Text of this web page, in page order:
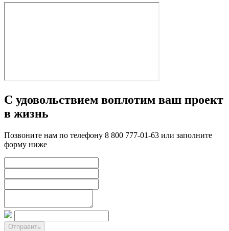
С удовольствием воплотим ваш проект
в жизнь
Позвоните нам по телефону 8 800 777-01-63 или заполните
форму ниже